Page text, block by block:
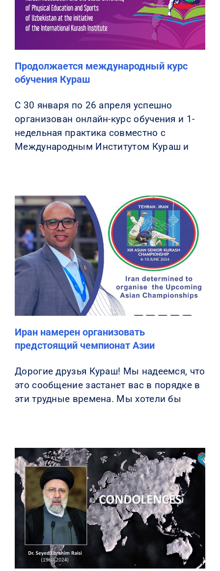
Продолжается международный курс
обучения Кураш
С 30 января по 26 апреля успешно
организован онлайн-курс обучения и 1-
недельная практика совместно с
Международным Институтом Кураш и
Иран намерен организовать
предстоящий чемпионат Азии
Дорогие друзья Кураш! Мы надеемся, что
это сообщение застанет вас в порядке в
эти трудные времена. Мы хотели бы